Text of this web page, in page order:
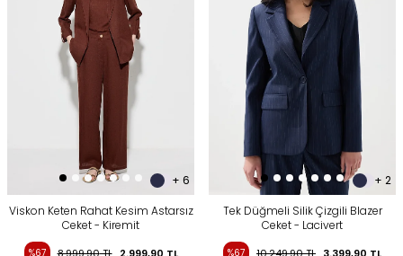
+ 6
Viskon Keten Rahat Kesim Astarsız
Ceket - Kiremit
%67 8.999,90TL 2.999,90 TL
+ 2
Tek Düğmeli Silik Çizgili Blazer
Ceket - Lacivert
%67 10.249,90TL 3.399,90 TL